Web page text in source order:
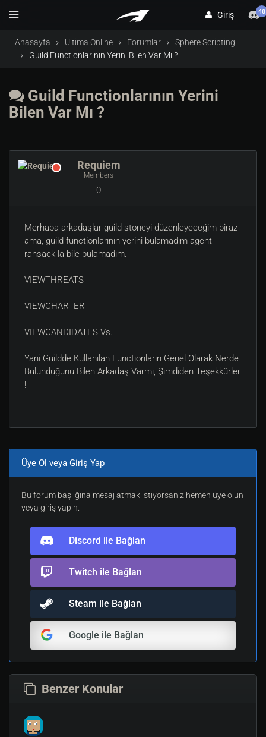
Giriş 48
Anasayfa Ultima Online Forumlar
Sphere Scripting
Guild Functionlarının Yerini Bilen Var Mı ?
Guild Functionlarının Yerini
Bilen Var Mı ?
Requiem
Members
0
Merhaba arkadaşlar guild stoneyi düzenleyeceğim biraz
ama, guild functionlarının yerini bulamadım agent
ransack la bile bulamadım.
VIEWTHREATS
VIEWCHARTER
VIEWCANDIDATES Vs.
Yani Guildde Kullanılan Functionların Genel Olarak Nerde
Bulunduğunu Bilen Arkadaş Varmı, Şimdiden Teşekkürler
!
Üye Ol veya Giriş Yap
Bu forum başlığına mesaj atmak istiyorsanız hemen üye olun
veya giriş yapın.
Discord ile Bağlan
Twitch ile Bağlan
Steam ile Bağlan
Google ile Bağlan
Benzer Konular